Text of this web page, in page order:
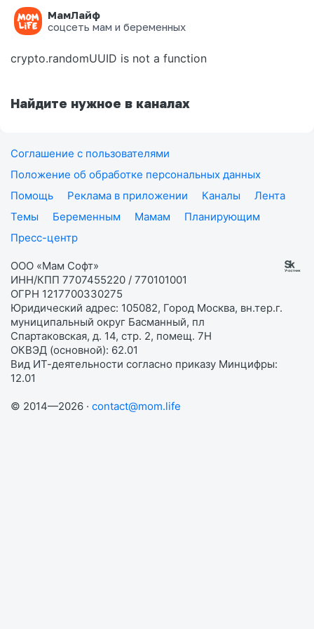
МамЛайф
соцсеть мам и беременных
Ошибка на странице
crypto.randomUUID is not a function
Найдите нужное в каналах
Соглашение с пользователями
Положение об обработке персональных данных
Помощь
Реклама в приложении Каналы
Лента
Темы
Беременным Мамам
Планирующим
Пресс-центр
ООО «Мам Софт»
ИНН/КПП 7707455220 / 770101001
ОГРН 1217700330275
Юридический адрес: 105082, Город Москва, вн.тер.г.
муниципальный округ Басманный, пл
Спартаковская, д. 14, стр. 2, помещ. 7Н
ОКВЭД (основной): 62.01
Вид ИТ-деятельности согласно приказу Минцифры:
12.01
© 2014—2026 · contact@mom.life